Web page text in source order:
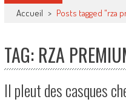
Accueil > Posts tagged "rza
TAG: RZA
Il pleut des casques